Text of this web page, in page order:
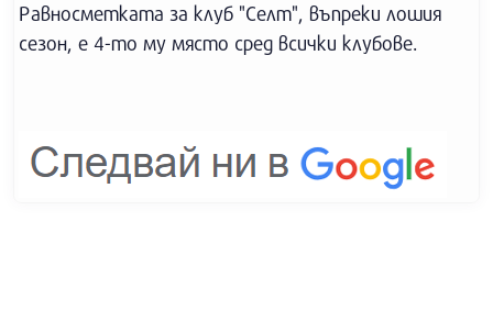
Равносметката за клуб "Селт", въпреки лошия
сезон, е 4-то му място сред всички клубове.